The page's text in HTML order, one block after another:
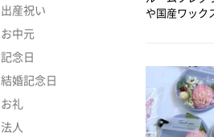
出産祝い
お中元
記念日
結婚記念日
お礼
法人
や国産ワック